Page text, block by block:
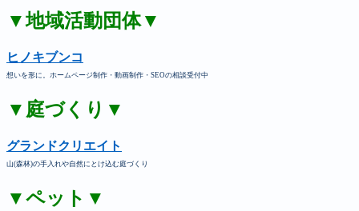
▼地域活動団体▼
ヒノキブンコ
想いを形に。ホームページ制作・動画制作・SEOの相談受付中
▼庭づくり▼
グランドクリエイト
山(森林)の手入れや自然にとけ込む庭づくり
▼ペット▼